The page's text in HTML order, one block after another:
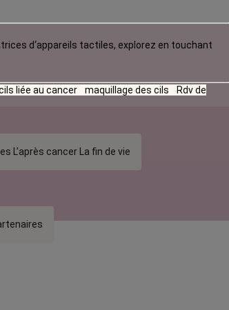
L’après cancer La fin de vie
d‘appareils tactiles, explorez en touchant
liée au cancer maquillage des cils
Rdv de